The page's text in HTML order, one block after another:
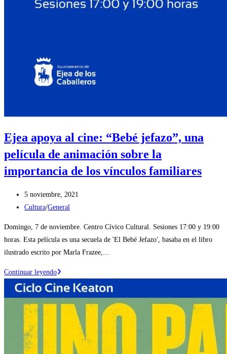
Ejea apoya al cine: “Bebé jefazo”, una
película de animación sobre la
importancia de los vínculos familiares
Publicación
de
entrada:
5 noviembre, 2021
Categoría
la
entrada:
Cultura/General
Domingo, 7 de noviembre. Centro Cívico Cultural. Sesiones 17:00 y 19:00
horas. Esta película es una secuela de 'El Bebé Jefazo', basaba en el libro
ilustrado escrito por Marla Frazee,…
Continuar leyendoEjea
apoya
al
cine: